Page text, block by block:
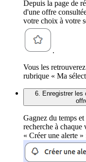
Depuis la page de
d'une offre
votre choix à votre
.
Vous les
rubrique « Ma
6. Enregistrer les
Gagnez du temps
recherche à
« Créer une alerte »